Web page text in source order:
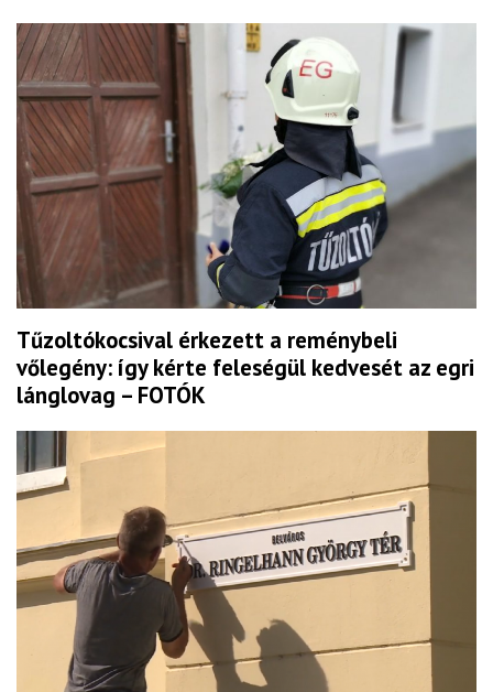
Tűzoltókocsival érkezett a reménybeli
vőlegény: így kérte feleségül kedvesét az egri
lánglovag – FOTÓK